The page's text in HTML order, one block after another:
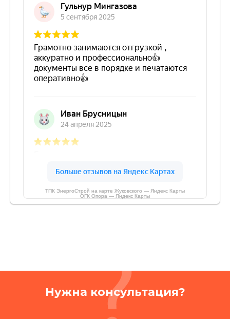
ТПК ЭнергоСтрой на карте Жуковского — Яндекс Карты
ОГК Опора — Яндекс Карты
Нужна консультация?